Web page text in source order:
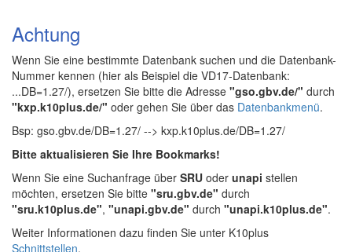
Achtung
Wenn Sie eine bestimmte Datenbank suchen und die Datenbank-
Nummer kennen (hier als Beispiel die VD17-Datenbank:
...DB=1.27/), ersetzen Sie bitte die Adresse "gso.gbv.de/" durch
"kxp.k10plus.de/" oder gehen Sie über das Datenbankmenü.
Bsp: gso.gbv.de/DB=1.27/ --> kxp.k10plus.de/DB=1.27/
Bitte aktualisieren Sie Ihre Bookmarks!
Wenn Sie eine Suchanfrage über SRU oder unapi stellen
möchten, ersetzen Sie bitte "sru.gbv.de" durch
"sru.k10plus.de", "unapi.gbv.de" durch "unapi.k10plus.de".
Weiter Informationen dazu finden Sie unter K10plus
Schnittstellen.